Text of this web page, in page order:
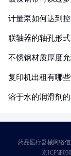
计量泵如何达到
联轴器的轴孔形
不锈钢材质厚度
复印机出租有哪
溶于水的润滑剂
药品医疗器械网络
京ICP证